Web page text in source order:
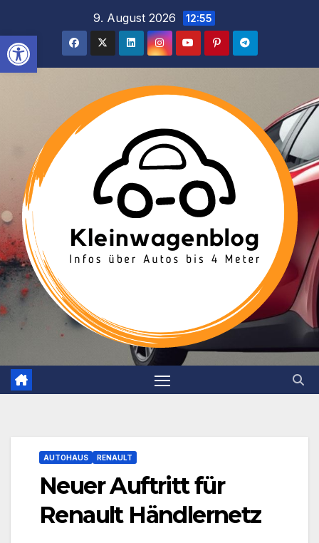
Werkzeugleiste öffnen
springen
9. August 2026 12:55
AUTOHAUS RENAULT
Neuer Auftritt für
Renault Händlernetz